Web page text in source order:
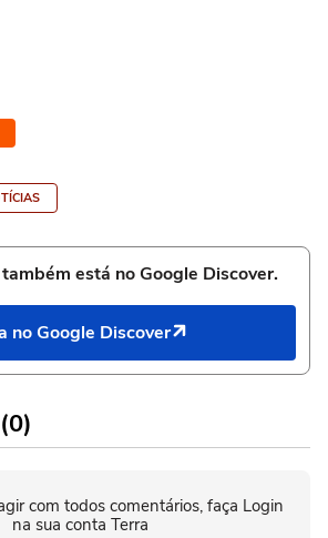
está no Google Discover.
no Google Discover
com todos comentários, faça Login
na sua conta Terra